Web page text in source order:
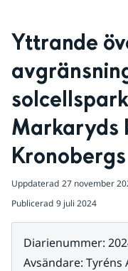
Yttrande
Markaryds
Uppdaterad 27 november
Publicerad 9 juli 2024
Diarienummer:
Avsändare: Tyréns